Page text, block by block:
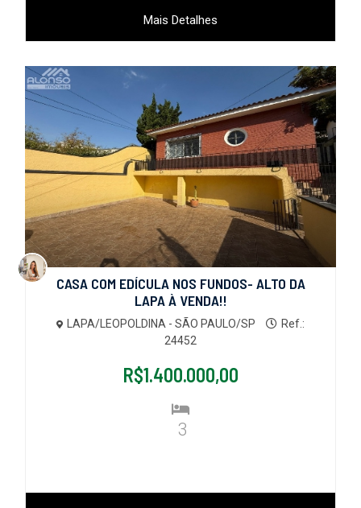
Mais Detalhes
CASA COM EDÍCULA NOS FUNDOS- ALTO DA
LAPA À VENDA!!
LAPA/LEOPOLDINA - SÃO PAULO/SP
Ref.:
24452
R$1.400.000,00
3